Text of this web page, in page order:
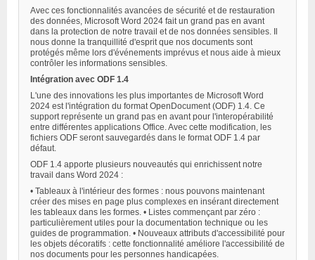
Avec ces fonctionnalités avancées de sécurité et de restauration
des données, Microsoft Word 2024 fait un grand pas en avant
dans la protection de notre travail et de nos données sensibles. Il
nous donne la tranquillité d'esprit que nos documents sont
protégés même lors d'événements imprévus et nous aide à mieux
contrôler les informations sensibles.
Intégration avec ODF 1.4
L'une des innovations les plus importantes de Microsoft Word
2024 est l'intégration du format OpenDocument (ODF) 1.4. Ce
support représente un grand pas en avant pour l'interopérabilité
entre différentes applications Office. Avec cette modification, les
fichiers ODF seront sauvegardés dans le format ODF 1.4 par
défaut.
ODF 1.4 apporte plusieurs nouveautés qui enrichissent notre
travail dans Word 2024 :
• Tableaux à l'intérieur des formes : nous pouvons maintenant
créer des mises en page plus complexes en insérant directement
les tableaux dans les formes. • Listes commençant par zéro :
particulièrement utiles pour la documentation technique ou les
guides de programmation. • Nouveaux attributs d'accessibilité pour
les objets décoratifs : cette fonctionnalité améliore l'accessibilité de
nos documents pour les personnes handicapées.